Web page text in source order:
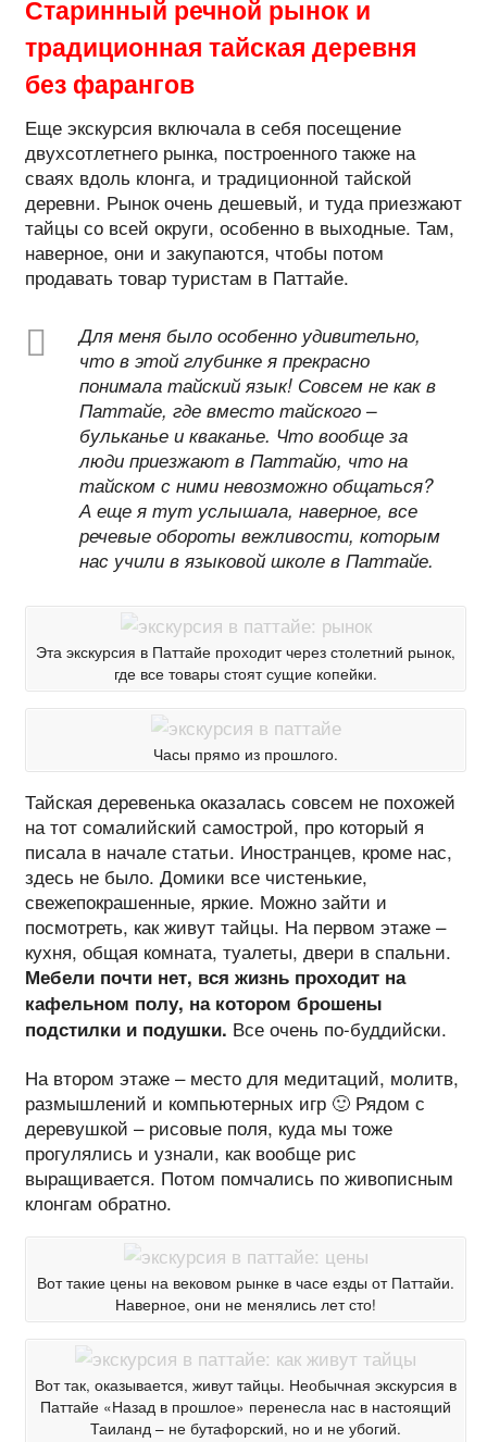
Старинный речной рынок и
традиционная тайская деревня
без фарангов
Еще экскурсия включала в себя посещение
двухсотлетнего рынка, построенного также на
сваях вдоль клонга, и традиционной тайской
деревни. Рынок очень дешевый, и туда приезжают
тайцы со всей округи, особенно в выходные. Там,
наверное, они и закупаются, чтобы потом
продавать товар туристам в Паттайе.
Для меня было особенно удивительно,
что в этой глубинке я прекрасно
понимала тайский язык! Совсем не как в
Паттайе, где вместо тайского –
бульканье и кваканье. Что вообще за
люди приезжают в Паттайю, что на
тайском с ними невозможно общаться?
А еще я тут услышала, наверное, все
речевые обороты вежливости, которым
нас учили в языковой школе в Паттайе.
Эта экскурсия в Паттайе проходит через столетний рынок,
где все товары стоят сущие копейки.
Часы прямо из прошлого.
Тайская деревенька оказалась совсем не похожей
на тот сомалийский самострой, про который я
писала в начале статьи. Иностранцев, кроме нас,
здесь не было. Домики все чистенькие,
свежепокрашенные, яркие. Можно зайти и
посмотреть, как живут тайцы. На первом этаже –
кухня, общая комната, туалеты, двери в спальни.
Мебели почти нет, вся жизнь проходит на
кафельном полу, на котором брошены
подстилки и подушки. Все очень по-буддийски.
На втором этаже – место для медитаций, молитв,
размышлений и компьютерных игр 🙂 Рядом с
деревушкой – рисовые поля, куда мы тоже
прогулялись и узнали, как вообще рис
выращивается. Потом помчались по живописным
клонгам обратно.
Вот такие цены на вековом рынке в часе езды от Паттайи.
Наверное, они не менялись лет сто!
Вот так, оказывается, живут тайцы. Необычная экскурсия в
Паттайе «Назад в прошлое» перенесла нас в настоящий
Таиланд – не бутафорский, но и не убогий.